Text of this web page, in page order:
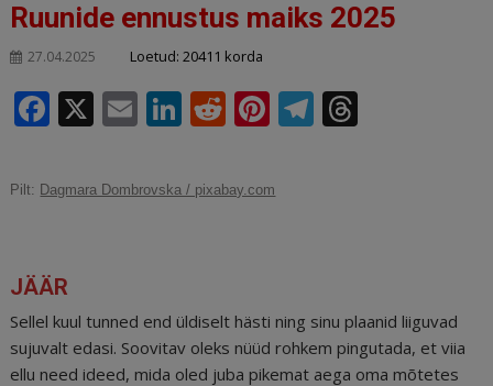
Ruunide ennustus maiks 2025
27.04.2025 Loetud: 20411 korda
F
c
e
o
o
k
X E
ai
Li
k
e
R
d
di
Pi
te
T
s
Pilt: Dagmara Dombrovska / pixabay.com
JÄÄR
Sellel kuul tunned end üldiselt hästi ning sinu plaanid liiguvad
sujuvalt edasi. Soovitav oleks nüüd rohkem pingutada, et viia
ellu need ideed, mida oled juba pikemat aega oma mõtetes